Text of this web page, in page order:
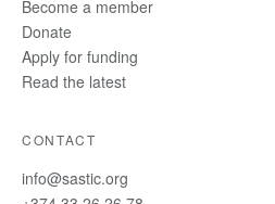
Become a member
Donate
Apply for funding
Read the latest
CONTACT
info@sastic.org